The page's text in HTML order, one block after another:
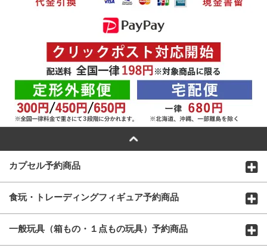
カプセル予約商品
食玩・トレーディングフィギュア予約商品
一般玩具（箱もの・１点もの玩具）予約商品